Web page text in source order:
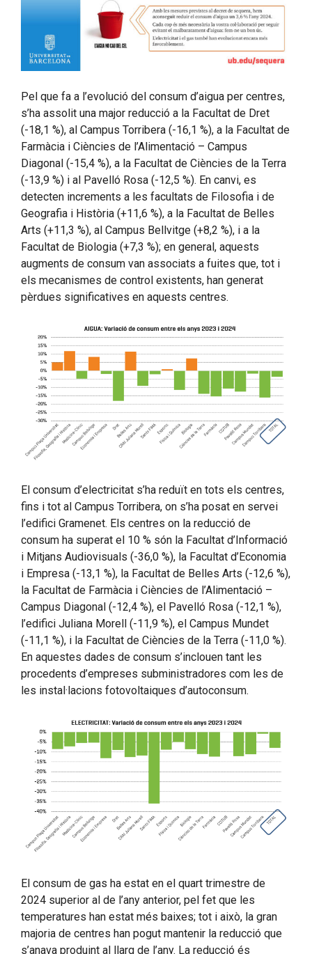
Pel que fa a l’evolució del consum d’aigua per centres,
s’ha assolit una major reducció a la Facultat de Dret
(-18,1 %), al Campus Torribera (-16,1 %), a la Facultat de
Farmàcia i Ciències de l’Alimentació – Campus
Diagonal (-15,4 %), a la Facultat de Ciències de la Terra
(-13,9 %) i al Pavelló Rosa (-12,5 %). En canvi, es
detecten increments a les facultats de Filosofia i de
Geografia i Història (+11,6 %), a la Facultat de Belles
Arts (+11,3 %), al Campus Bellvitge (+8,2 %), i a la
Facultat de Biologia (+7,3 %); en general, aquests
augments de consum van associats a fuites que, tot i
els mecanismes de control existents, han generat
pèrdues significatives en aquests centres.
El consum d’electricitat s’ha reduït en tots els centres,
fins i tot al Campus Torribera, on s’ha posat en servei
l’edifici Gramenet. Els centres on la reducció de
consum ha superat el 10 % són la Facultat d’Informació
i Mitjans Audiovisuals (-36,0 %), la Facultat d’Economia
i Empresa (-13,1 %), la Facultat de Belles Arts (-12,6 %),
la Facultat de Farmàcia i Ciències de l’Alimentació –
Campus Diagonal (-12,4 %), el Pavelló Rosa (-12,1 %),
l’edifici Juliana Morell (-11,9 %), el Campus Mundet
(-11,1 %), i la Facultat de Ciències de la Terra (-11,0 %).
En aquestes dades de consum s’inclouen tant les
procedents d’empreses subministradores com les de
les instal·lacions fotovoltaiques d’autoconsum.
El consum de gas ha estat en el quart trimestre de
2024 superior al de l’any anterior, pel fet que les
temperatures han estat més baixes; tot i això, la gran
majoria de centres han pogut mantenir la reducció que
s’anava produint al llarg de l’any. La reducció és